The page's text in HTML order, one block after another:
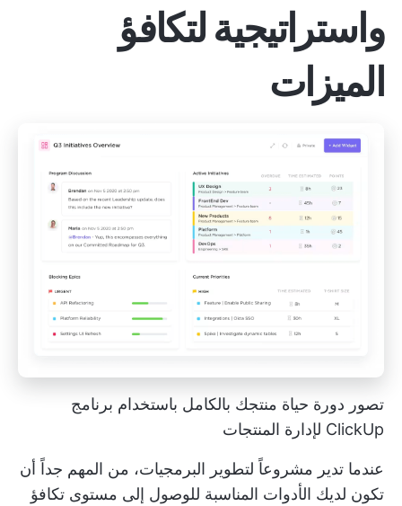
واستراتيجية لتكافؤ
الميزات
تصور دورة حياة منتجك بالكامل باستخدام برنامج
ClickUp لإدارة المنتجات
عندما تدير مشروعاً لتطوير البرمجيات، من المهم جداً أن
تكون لديك الأدوات المناسبة للوصول إلى مستوى تكافؤ